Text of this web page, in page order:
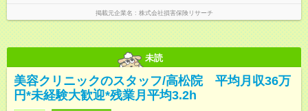
掲載元企業名 株式会社損害保険リサーチ
未読
美容クリニックのスタッフ/高松院 平均月収36万
円*未経験大歓迎*残業月平均3.2h